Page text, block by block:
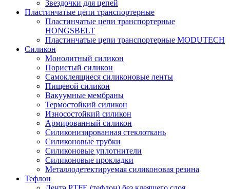
Звездочки для цепей
Пластинчатые цепи транспортерные
Пластинчатые цепи транспортерные
HONGSBELT
Пластинчатые цепи транспортерные MODUTECH
Силикон
Монолитный силикон
Пористый силикон
Самоклеящиеся силиконовые ленты
Пищевой силикон
Вакуумные мембраны
Термостойкий силикон
Износостойкий силикон
Армированный силикон
Силиконизированная стеклоткань
Силиконовые трубки
Силиконовые уплотнители
Силиконовые прокладки
Металлодетектируемая силиконовая резина
Тефлон